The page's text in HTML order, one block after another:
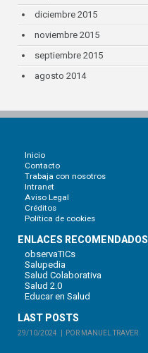
diciembre 2015
noviembre 2015
septiembre 2015
agosto 2014
Inicio
Contacto
Trabaja con nosotros
Intranet
Aviso Legal
Créditos
Política de cookies
ENLACES RECOMENDADOS
observaTICs
Salupedia
Salud Colaborativa
Salud 2.0
Educar en Salud
LAST POSTS
29/10/2024 POR MANUEL TRAVER